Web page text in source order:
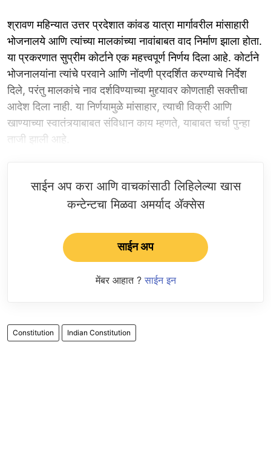
श्रावण महिन्यात उत्तर प्रदेशात कांवड यात्रा मार्गावरील मांसाहारी
भोजनालये आणि त्यांच्या मालकांच्या नावांबाबत वाद निर्माण झाला होता.
या प्रकरणात सुप्रीम कोर्टाने एक महत्त्वपूर्ण निर्णय दिला आहे. कोर्टाने
भोजनालयांना त्यांचे परवाने आणि नोंदणी प्रदर्शित करण्याचे निर्देश
दिले, परंतु मालकांचे नाव दर्शविण्याच्या मुद्द्यावर कोणताही सक्तीचा
आदेश दिला नाही. या निर्णयामुळे मांसाहार, त्याची विक्री आणि
खाण्याच्या स्वातंत्र्याबाबत संविधान काय म्हणते, याबाबत चर्चा पुन्हा
ताजी झाली आहे.
साईन अप करा आणि वाचकांसाठी लिहिलेल्या खास
कन्टेन्टचा मिळवा अमर्याद ॲक्सेस
साईन अप
मेंबर आहात ? साईन इन
Constitution Indian Constitution